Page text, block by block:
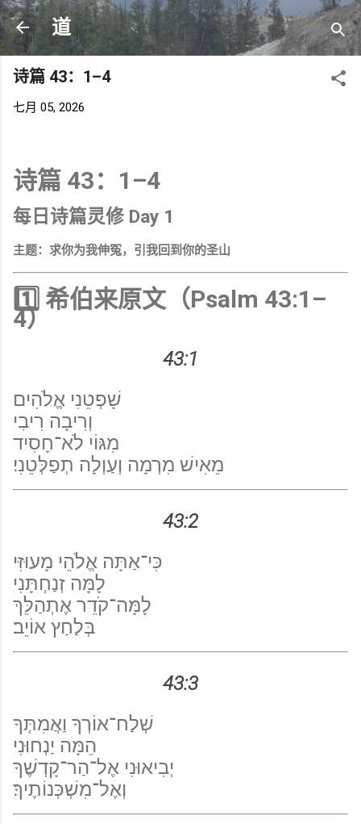
跳至主要内容
道
诗篇 43：1–4
七月 05, 2026
诗篇 43：1–4
每日诗篇灵修 Day 1
主题：求你为我伸冤，引我回到你的圣山
1️⃣ 希伯来原文（Psalm 43:1–
4）
43:1
שָׁפְטֵנִי אֱלֹהִים
וְרִיבָה רִיבִי
מִגּוֹי לֹא־חָסִיד
מֵאִישׁ מִרְמָה וְעַוְלָה תְפַלְּטֵנִי׃
43:2
כִּי־אַתָּה אֱלֹהֵי מָעוּזִּי
לָמָּה זְנַחְתָּנִי
לָמָּה־קֹדֵר אֶתְהַלֵּךְ
בְּלַחַץ אוֹיֵב׃
43:3
שְׁלַח־אוֹרְךָ וַאֲמִתְּךָ
הֵמָּה יַנְחוּנִי
יְבִיאוּנִי אֶל־הַר־קָדְשֶׁךָ
וְאֶל־מִשְׁכְּנוֹתֶיךָ׃